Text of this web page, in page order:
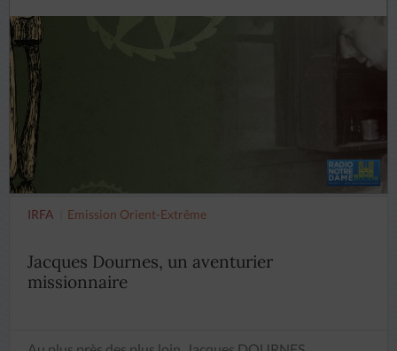
IRFA Emission Orient-Extrême
Jacques Dournes, un aventurier
missionnaire